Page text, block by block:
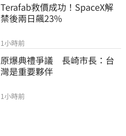
Terafab救價成功！SpaceX解
禁後兩日飆23%
1小時前
原爆典禮爭議　長崎市長：台
灣是重要夥伴
1小時前